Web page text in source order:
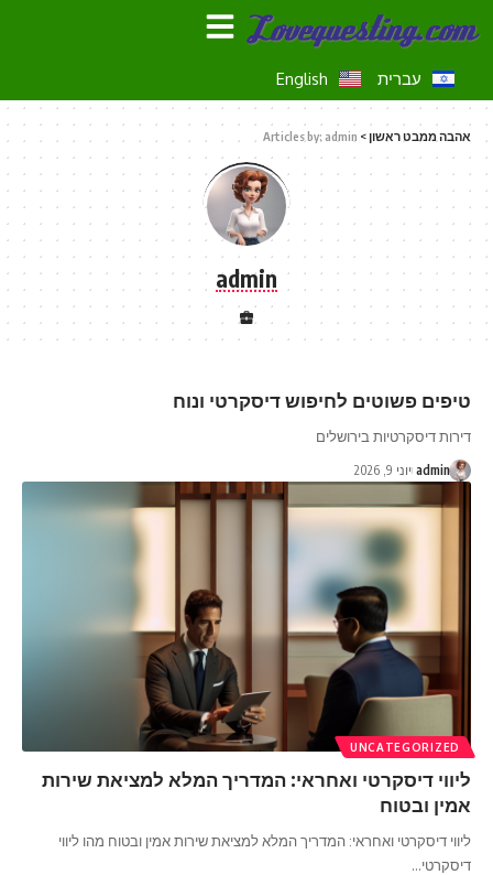
עברית English
אהבה ממבט ראשון >
Articles by: admin
admin
טיפים פשוטים לחיפוש דיסקרטי ונוח
דירות דיסקרטיות בירושלים
admin יוני 9, 2026
UNCATEGORIZED
ליווי דיסקרטי ואחראי: המדריך המלא למציאת שירות
אמין ובטוח
ליווי דיסקרטי ואחראי: המדריך המלא למציאת שירות אמין ובטוח מהו ליווי
דיסקרטי…